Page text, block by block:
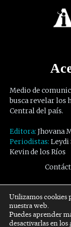
Medio de
busca revelar los
Central del país.
Editora: Jhovana
Periodistas: Leydi
Kevin de los Ríos
Utilizamos cookies
nuestra web.
Puedes aprender
desactivarlas en los